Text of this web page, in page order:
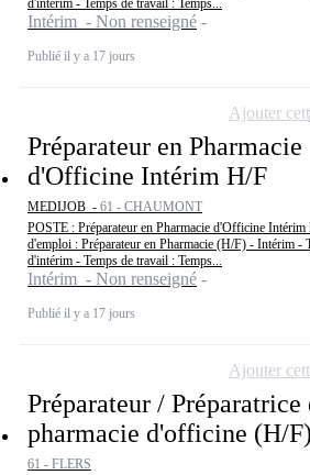
Intérim - Non renseigné
Publié il y a 17 jours
Préparateur en Pharmacie
d'Officine Intérim H/F
MEDIJOB - 61 - CHAUMONT
POSTE : Préparateur en Pharmacie d'Officine
d'emploi : Préparateur en Pharmacie (H/F) - Intérim -
d'intérim - Temps de travail : Temps...
Intérim - Non renseigné
Publié il y a 17 jours
Ajouter
Préparateur / Préparatrice
pharmacie d'officine (H/F)
61 - FLERS
Ajouter